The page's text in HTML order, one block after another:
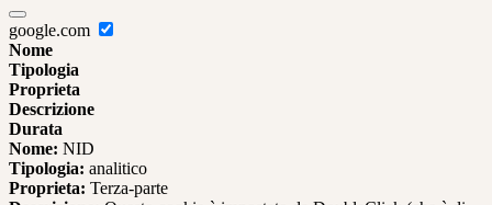
google.com
Nome
Tipologia
Proprieta
Descrizione
Durata
Nome: NID
Tipologia: analitico
Proprieta: Terza-parte